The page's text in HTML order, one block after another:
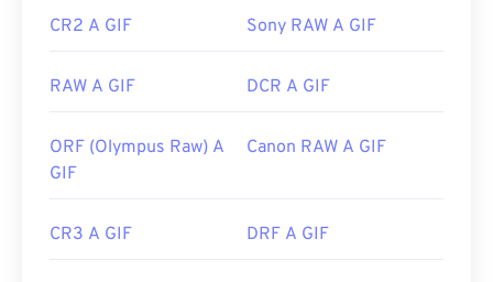
Link utili:
https://en.wikipedia.org/wiki/GIF
CR2 A GIF Sony RAW A GIF
RAW A GIF DCR A GIF
ORF (Olympus Raw) A
GIF
Canon RAW A GIF
CR3 A GIF DRF A GIF